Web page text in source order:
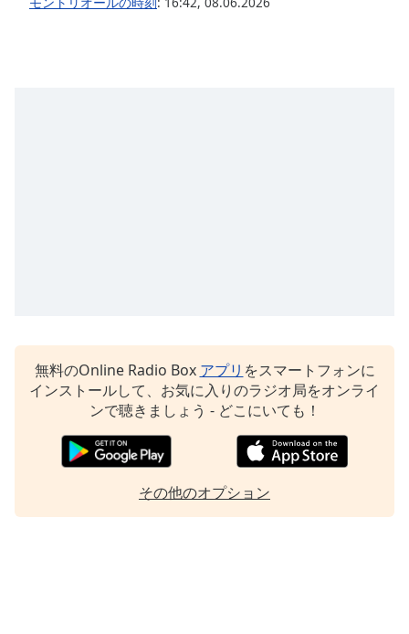
Text
Style
Reset
無料のOnline Radio Box アプリ をスマートフォンに
インストールして、お気に入りのラジオ局をオンライ
ンで聴きましょう - どこにいても！
その他のオプション